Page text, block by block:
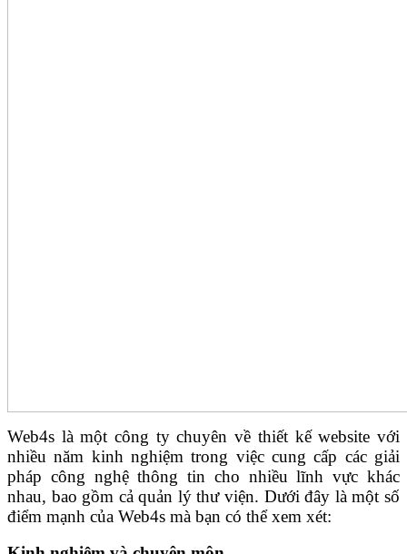
Web4s là một công ty chuyên về thiết kế website với
nhiều năm kinh nghiệm trong việc cung cấp các giải
pháp công nghệ thông tin cho nhiều lĩnh vực khác
nhau, bao gồm cả quản lý thư viện. Dưới đây là một số
điểm mạnh của Web4s mà bạn có thể xem xét: